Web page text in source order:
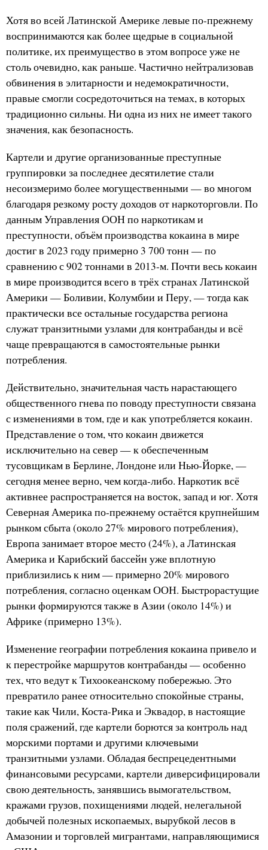
Хотя во всей Латинской Америке левые по-прежнему
воспринимаются как более щедрые в социальной
политике, их преимущество в этом вопросе уже не
столь очевидно, как раньше. Частично нейтрализовав
обвинения в элитарности и недемократичности,
правые смогли сосредоточиться на темах, в которых
традиционно сильны. Ни одна из них не имеет такого
значения, как безопасность.
Картели и другие организованные преступные
группировки за последнее десятилетие стали
несоизмеримо более могущественными — во многом
благодаря резкому росту доходов от наркоторговли. По
данным Управления ООН по наркотикам и
преступности, объём производства кокаина в мире
достиг в 2023 году примерно 3 700 тонн — по
сравнению с 902 тоннами в 2013-м. Почти весь кокаин
в мире производится всего в трёх странах Латинской
Америки — Боливии, Колумбии и Перу, — тогда как
практически все остальные государства региона
служат транзитными узлами для контрабанды и всё
чаще превращаются в самостоятельные рынки
потребления.
Действительно, значительная часть нарастающего
общественного гнева по поводу преступности связана
с изменениями в том, где и как употребляется кокаин.
Представление о том, что кокаин движется
исключительно на север — к обеспеченным
тусовщикам в Берлине, Лондоне или Нью-Йорке, —
сегодня менее верно, чем когда-либо. Наркотик всё
активнее распространяется на восток, запад и юг. Хотя
Северная Америка по-прежнему остаётся крупнейшим
рынком сбыта (около 27% мирового потребления),
Европа занимает второе место (24%), а Латинская
Америка и Карибский бассейн уже вплотную
приблизились к ним — примерно 20% мирового
потребления, согласно оценкам ООН. Быстрорастущие
рынки формируются также в Азии (около 14%) и
Африке (примерно 13%).
Изменение географии потребления кокаина привело и
к перестройке маршрутов контрабанды — особенно
тех, что ведут к Тихоокеанскому побережью. Это
превратило ранее относительно спокойные страны,
такие как Чили, Коста-Рика и Эквадор, в настоящие
поля сражений, где картели борются за контроль над
морскими портами и другими ключевыми
транзитными узлами. Обладая беспрецедентными
финансовыми ресурсами, картели диверсифицировали
свою деятельность, занявшись вымогательством,
кражами грузов, похищениями людей, нелегальной
добычей полезных ископаемых, вырубкой лесов в
Амазонии и торговлей мигрантами, направляющимися